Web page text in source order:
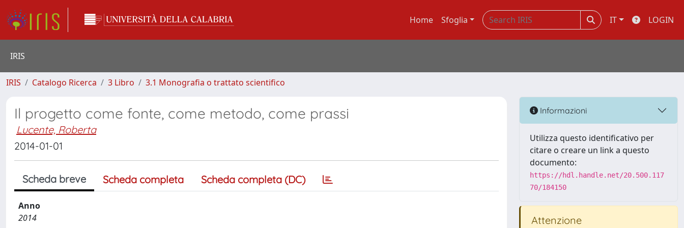
Home Sfoglia IT LOGIN
IRIS
IRIS Catalogo Ricerca 3 Libro 3.1 Monografia o trattato scientifico
Il progetto come fonte, come metodo, come prassi
Lucente, Roberta
2014-01-01
Scheda breve Scheda completa Scheda completa (DC)
Anno
2014
Informazioni
Utilizza questo identificativo per
citare o creare un link a questo
documento:
https://hdl.handle.net/20.500.117
70/184150
Attenzione